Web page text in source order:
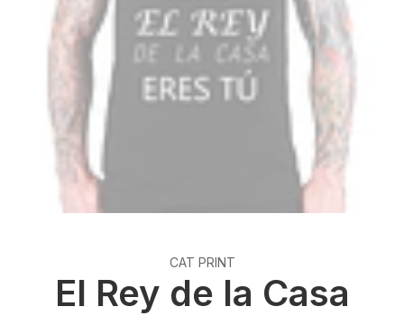
CAT PRINT
El Rey de la Casa